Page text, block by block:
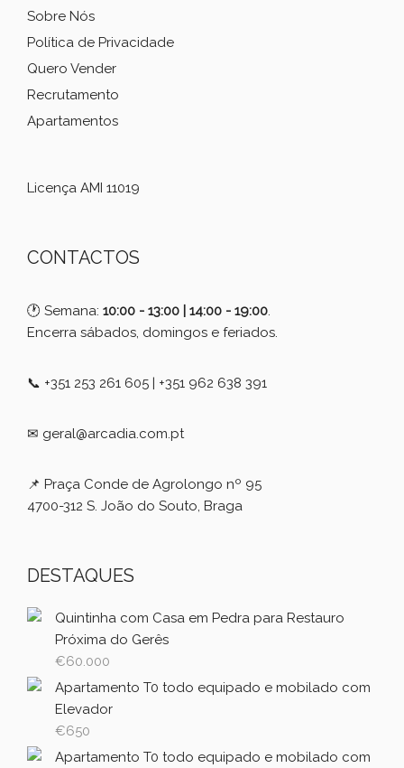
Sobre Nós
Política de Privacidade
Quero Vender
Recrutamento
Apartamentos
Licença AMI 11019
CONTACTOS
🕐 Semana: 10:00 - 13:00 | 14:00 - 19:00.
Encerra sábados, domingos e feriados.
📞 +351 253 261 605 | +351 962 638 391
✉ geral@arcadia.com.pt
📌 Praça Conde de Agrolongo nº 95
4700-312 S. João do Souto, Braga
DESTAQUES
Quintinha com Casa em Pedra para Restauro
Próxima do Gerês
€60.000
Apartamento T0 todo equipado e mobilado com
Elevador
€650
Apartamento T0 todo equipado e mobilado com